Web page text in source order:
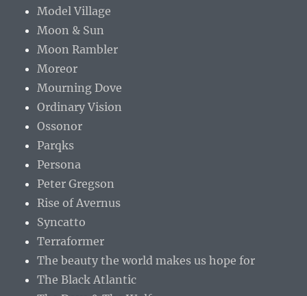
Model Village
Moon & Sun
Moon Rambler
Moreor
Mourning Dove
Ordinary Vision
Ossonor
Parqks
Persona
Peter Gregson
Rise of Avernus
Syncatto
Terraformer
The beauty the world makes us hope for
The Black Atlantic